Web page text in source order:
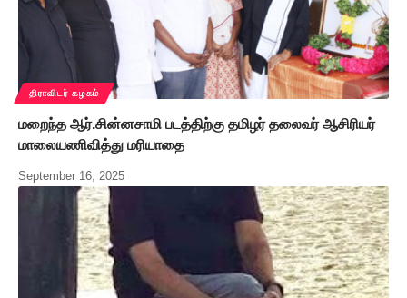
திராவிடர் கழகம்
மறைந்த ஆர்.சின்னசாமி படத்திற்கு தமிழர் தலைவர் ஆசிரியர்
மாலையணிவித்து மரியாதை
September 16, 2025